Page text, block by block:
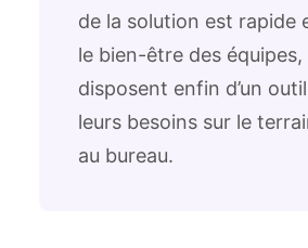
de la solution est rapide
le bien-être des équipes,
disposent enfin d’un
leurs besoins sur le
au bureau.